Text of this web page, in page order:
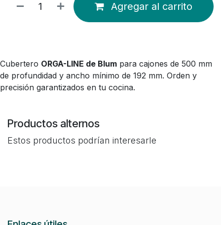
Agregar al carrito
Cubertero ORGA-LINE de Blum para cajones de 500 mm
de profundidad y ancho mínimo de 192 mm. Orden y
precisión garantizados en tu cocina.
Productos alternos
Estos productos podrían interesarle